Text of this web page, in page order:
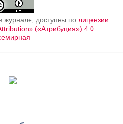
журнале, доступны по лицензии
(«Атрибуция») 4.0